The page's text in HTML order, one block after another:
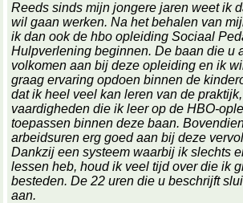
Reeds sinds mijn jongere jaren weet ik
wil gaan werken. Na het behalen van
ik dan ook de hbo opleiding Sociaal
Hulpverlening beginnen. De baan die u
volkomen aan bij deze opleiding en ik
graag ervaring opdoen binnen de
dat ik heel veel kan leren van de
vaardigheden die ik leer op de HBO-
toepassen binnen deze baan.
arbeidsuren erg goed aan bij deze
Dankzij een systeem waarbij ik slechts
lessen heb, houd ik veel tijd over die ik
besteden. De 22 uren die u beschrijft
aan.